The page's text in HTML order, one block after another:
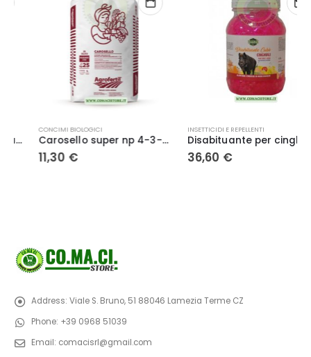
CONCIMI BIOLOGICI
Carosello super np 4-3-4 25 kg concime organico biologico
11,30€
INSETTICIDI E REPELLENTI
Disabituante per cinghiali cubetti in gel a lunga durata barriera repellente naturale 2,5 lt
36,60€
Address: Viale S. Bruno, 51 88046 Lamezia Terme CZ
Phone: +39 0968 51039
Email: comacisrl@gmail.com